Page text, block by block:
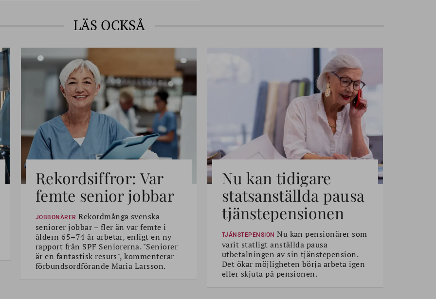
LÄS OCKSÅ
Rekordsiffror: Var
femte senior jobbar
JOBBONÄRER Rekordmånga svenska
seniorer jobbar – fler än var femte i
åldern 65–74 år arbetar, enligt en ny
rapport från SPF Seniorerna. "Seniorer
är en fantastisk resurs", kommenterar
förbundsordförande Maria Larsson.
Nu kan tidigare
statsanställda pausa
tjänstepensionen
TJÄNSTEPENSION Nu kan pensionärer som
varit statligt anställda pausa
utbetalningen av sin tjänstepension.
Det ökar möjligheten börja arbeta igen
eller skjuta på pensionen.